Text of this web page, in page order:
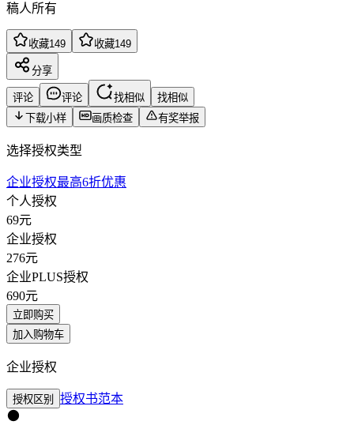
稿人所有
收藏149 收藏149
分享
评论 评论 找相似
找相似
下载小样
画质检查 有奖举报
选择授权类型
企业授权最高6折优惠
个人授权
69元
企业授权
276元
企业PLUS授权
690元
立即购买
加入购物车
企业授权
授权区别 授权书范本